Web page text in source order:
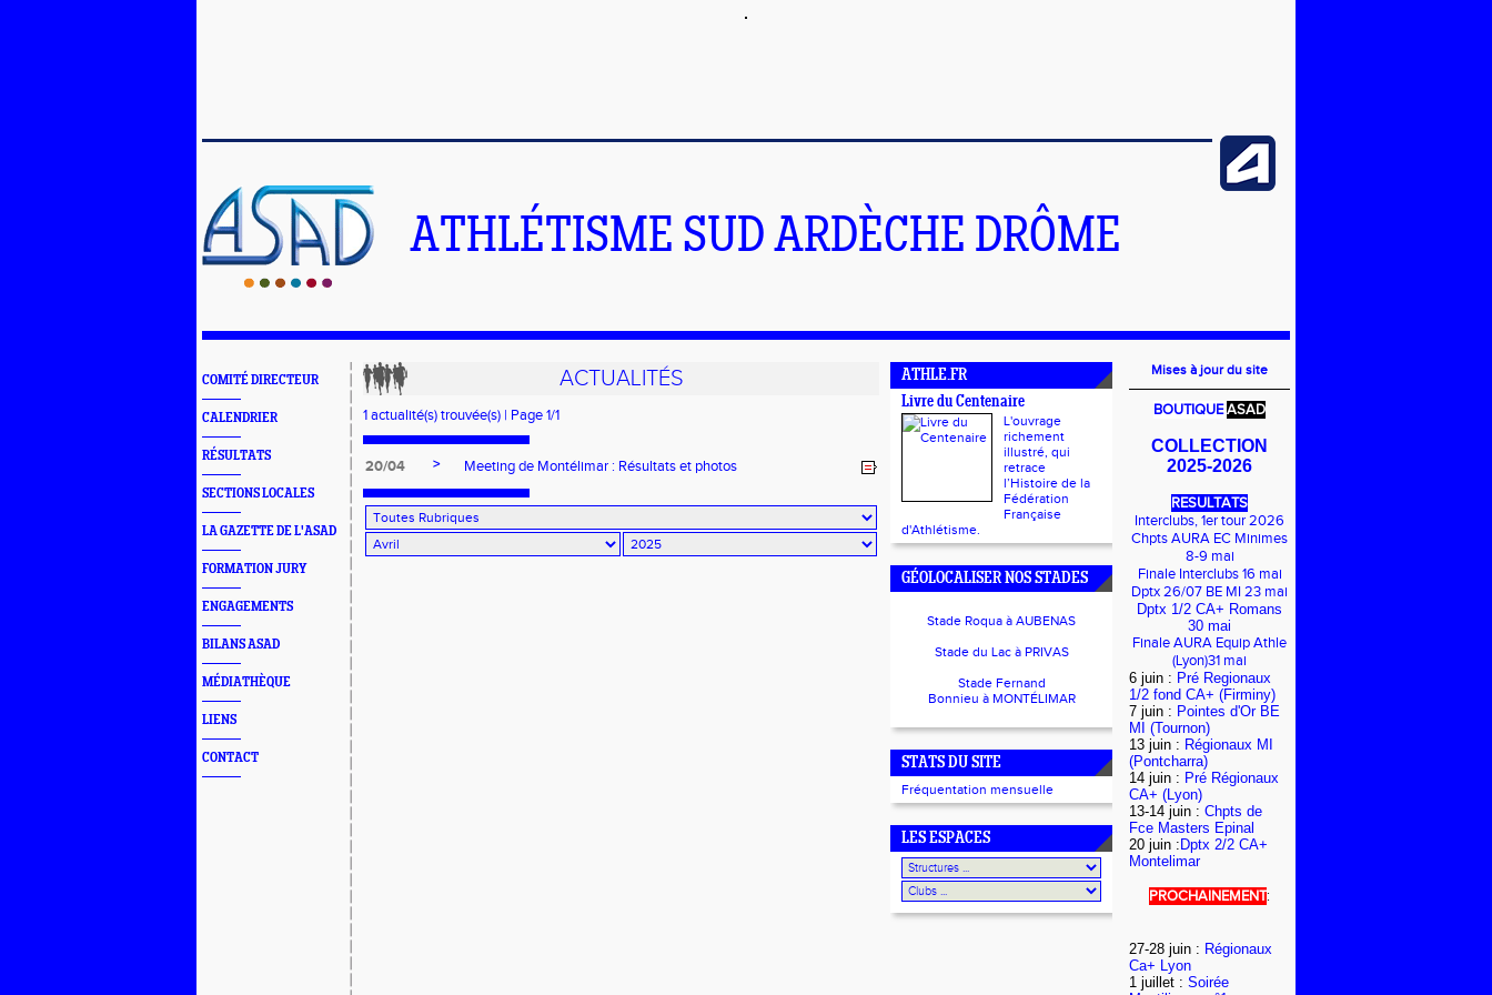
ATHLÉTISME SUD ARDÈCHE DRÔME
COMITÉ DIRECTEUR
CALENDRIER
RÉSULTATS
SECTIONS LOCALES
LA GAZETTE DE L'ASAD
FORMATION JURY
ENGAGEMENTS
BILANS ASAD
MÉDIATHÈQUE
LIENS
CONTACT
ACTUALITÉS
1 actualité(s) trouvée(s) | Page 1/1
20/04 > Meeting de Montélimar : Résultats et photos
ATHLE.FR
Livre du Centenaire
L'ouvrage
richement
illustré, qui
retrace
l’Histoire de la
Fédération
Française
d'Athlétisme.
GÉOLOCALISER NOS STADES
Stade Roqua à AUBENAS
Stade du Lac à PRIVAS
Stade Fernand
Bonnieu à MONTÉLIMAR
STATS DU SITE
Fréquentation mensuelle
LES ESPACES
Mises à jour du site
BOUTIQUEASAD
COLLECTION
2025-2026
RESULTATS
Interclubs, 1er tour 2026
Chpts AURA EC Minimes
8-9 mai
Finale Interclubs 16 mai
Dptx 26/07 BE MI 23 mai
Dptx 1/2 CA+ Romans
30 mai
Finale AURA Equip Athle
(Lyon)31 mai
6 juin : Pré Regionaux
1/2 fond CA+ (Firminy)
7 juin : Pointes d'Or BE
MI (Tournon)
13 juin : Régionaux MI
(Pontcharra)
14 juin : Pré Régionaux
CA+ (Lyon)
13-14 juin : Chpts de
Fce Masters Epinal
20 juin : Dptx 2/2 CA+
Montelimar
PROCHAINEMENT:
27-28 juin : Régionaux
Ca+ Lyon
1 juillet : Soirée